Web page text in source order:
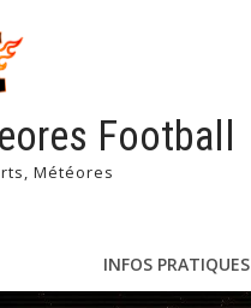
Football
Météores
INFOS PRATIQUES